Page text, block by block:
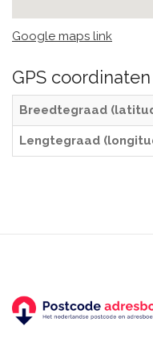
Google maps link
GPS
Breedtegraad
Lengtegraad